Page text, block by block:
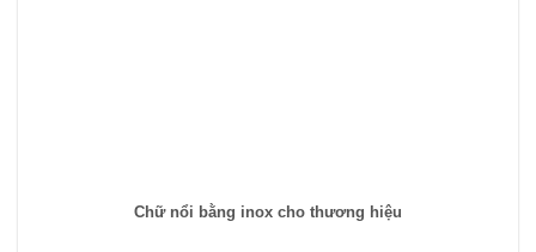
Chữ nổi bằng inox cho thương hiệu